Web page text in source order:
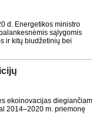
d. Energetikos ministro
sąlygomis
ir kitų biudžetinių bei
ekoinovacijas
2014–2020 m. priemonę